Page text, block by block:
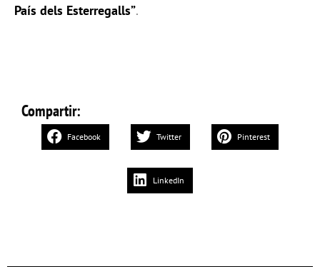
País dels Esterregalls”.
Compartir:
Facebook Twitter Pinterest
LinkedIn